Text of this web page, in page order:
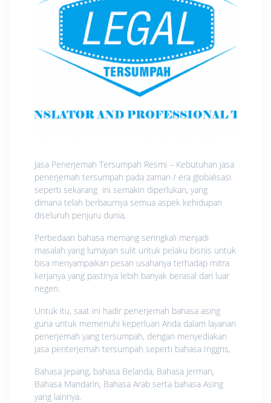
Jasa Penerjemah Tersumpah Resmi – Kebutuhan jasa
penerjemah tersumpah pada zaman / era globalisasi
seperti sekarang ini semakin diperlukan, yang
dimana telah berbaurnya semua aspek kehidupan
diseluruh penjuru dunia,
Perbedaan bahasa memang seringkali menjadi
masalah yang lumayan sulit untuk pelaku bisnis untuk
bisa menyampaikan pesan usahanya terhadap mitra
kerjanya yang pastinya lebih banyak berasal dari luar
negeri.
Untuk itu, saat ini hadir penerjemah bahasa asing
guna untuk memenuhi keperluan Anda dalam layanan
penerjemah yang tersumpah, dengan menyediakan
jasa penterjemah tersumpah seperti bahasa Inggris,
Bahasa Jepang, bahasa Belanda, Bahasa Jerman,
Bahasa Mandarin, Bahasa Arab serta bahasa Asing
yang lainnya.